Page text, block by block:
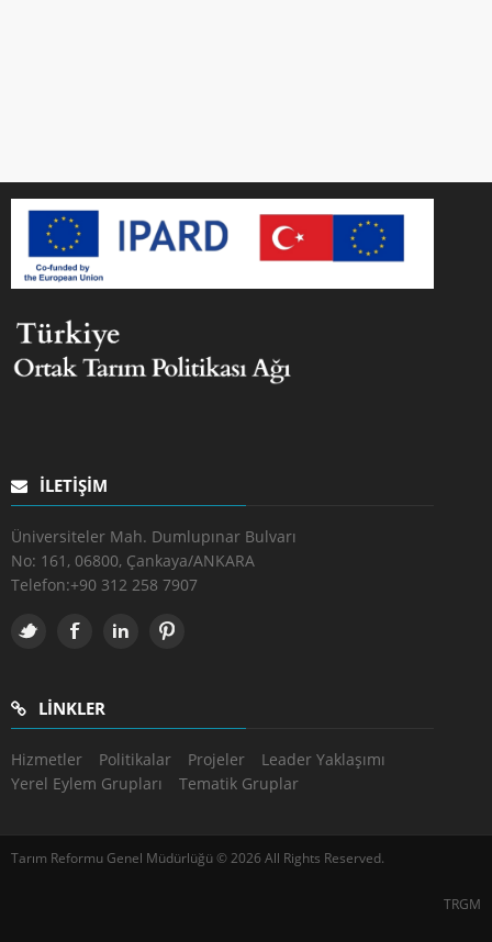
İLETIŞIM
Üniversiteler Mah. Dumlupınar Bulvarı
No: 161, 06800, Çankaya/ANKARA
Telefon:+90 312 258 7907
LINKLER
Hizmetler Politikalar Projeler
Leader Yaklaşımı
Yerel Eylem Grupları
Tematik Gruplar
Tarım Reformu Genel Müdürlüğü © 2026 All Rights Reserved.
TRGM